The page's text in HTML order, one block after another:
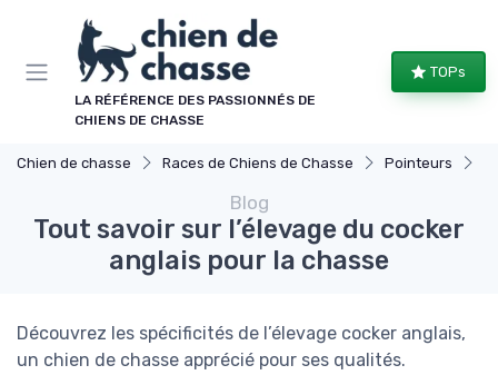
LA RÉFÉRENCE DES PASSIONNÉS DE
CHIENS DE CHASSE
TOPs
Chien de chasse Races de Chiens de Chasse Pointeurs
Blog
Tout savoir sur l’élevage du cocker
anglais pour la chasse
Découvrez les spécificités de l’élevage cocker anglais,
un chien de chasse apprécié pour ses qualités.
Panneau de gestion des cookies